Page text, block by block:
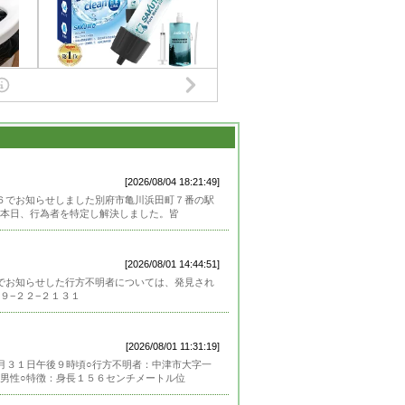
[2026/08/04 18:21:49]
お知らせしました別府市亀川浜田町７番の駅
日、行為者を特定し解決しました。皆
[2026/08/01 14:44:51]
知らせした行方不明者については、発見され
−２２−２１３１
[2026/08/01 11:31:19]
３１日午後９時頃○行方不明者：中津市大字一
性○特徴：身長１５６センチメートル位